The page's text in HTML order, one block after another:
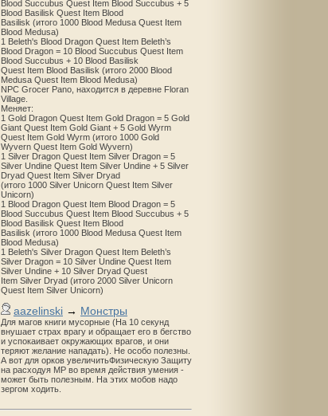
Blood Succubus Quest Item Blood Succubus + 5
Blood Basilisk Quest Item Blood
Basilisk (итого 1000 Blood Medusa Quest Item
Blood Medusa)
1 Beleth's Blood Dragon Quest Item Beleth’s
Blood Dragon = 10 Blood Succubus Quest Item
Blood Succubus + 10 Blood Basilisk
Quest Item Blood Basilisk (итого 2000 Blood
Medusa Quest Item Blood Medusa)
NPC Grocer Pano, находится в деревне Floran
Village.
Меняет:
1 Gold Dragon Quest Item Gold Dragon = 5 Gold
Giant Quest Item Gold Giant + 5 Gold Wyrm
Quest Item Gold Wyrm (итого 1000 Gold
Wyvern Quest Item Gold Wyvern)
1 Silver Dragon Quest Item Silver Dragon = 5
Silver Undine Quest Item Silver Undine + 5 Silver
Dryad Quest Item Silver Dryad
(итого 1000 Silver Unicorn Quest Item Silver
Unicorn)
1 Blood Dragon Quest Item Blood Dragon = 5
Blood Succubus Quest Item Blood Succubus + 5
Blood Basilisk Quest Item Blood
Basilisk (итого 1000 Blood Medusa Quest Item
Blood Medusa)
1 Beleth's Silver Dragon Quest Item Beleth’s
Silver Dragon = 10 Silver Undine Quest Item
Silver Undine + 10 Silver Dryad Quest
Item Silver Dryad (итого 2000 Silver Unicorn
Quest Item Silver Unicorn)
aazelinski → Монстры
Для магов книги мусорные (На 10 секунд
внушает страх врагу и обращает его в бегство
и успокаивает окружающих врагов, и они
теряют желание нападать). Не особо полезны.
А вот для орков увеличитьФизическую Защиту
на расходуя MP во время действия умения -
может быть полезным. На этих мобов надо
зергом ходить.